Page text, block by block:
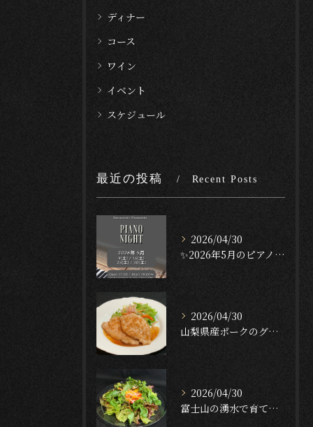
ディナー
コース
ワイン
イベント
スケジュール
最近の投稿 Recent Posts
2026/04/30
✨2026年5月のピアノナイト✨
2026/04/30
山梨県産ポークのグリル — ガーリック・テリヤキ・ソース🐖🔥...
2026/04/30
富士山の湧水で育てたクレソンのサラダ🥬✨[English f...